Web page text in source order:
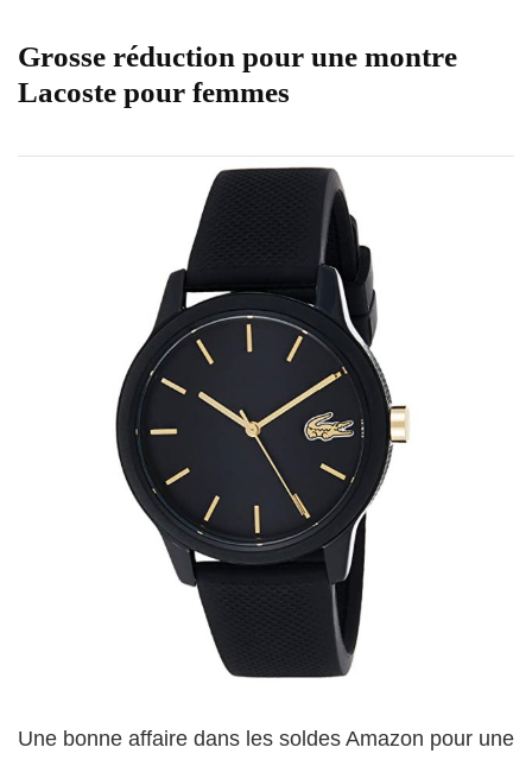
Grosse réduction pour une montre
Lacoste pour femmes
Une bonne affaire dans les soldes Amazon pour une